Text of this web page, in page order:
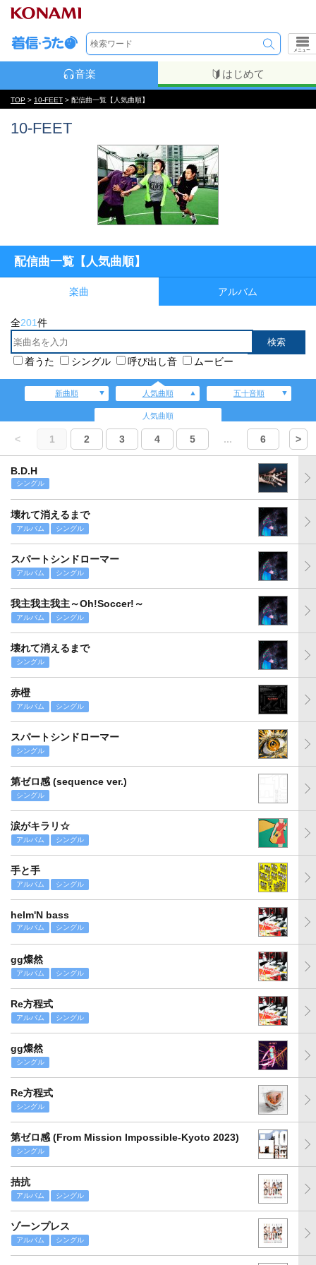
メニュー
音楽 はじめて
TOP > 10-FEET > 配信曲一覧【人気曲順】
10-FEET
配信曲一覧【人気曲順】
楽曲 アルバム
全201件
着うた シングル 呼び出し音 ムービー
新曲順 人気曲順 五十音順
人気曲順
< 1 2 3 4 5 ... 6 >
B.D.H
シングル
壊れて消えるまで
アルバム シングル
スパートシンドローマー
アルバム シングル
我主我主我主～Oh!Soccer!～
アルバム シングル
壊れて消えるまで
シングル
赤橙
アルバム シングル
スパートシンドローマー
シングル
第ゼロ感 (sequence ver.)
シングル
涙がキラリ☆
アルバム シングル
手と手
アルバム シングル
helm'N bass
アルバム シングル
gg燦然
アルバム シングル
Re方程式
アルバム シングル
gg燦然
シングル
Re方程式
シングル
第ゼロ感 (From Mission Impossible-Kyoto 2023)
シングル
拮抗
アルバム シングル
ゾーンプレス
アルバム シングル